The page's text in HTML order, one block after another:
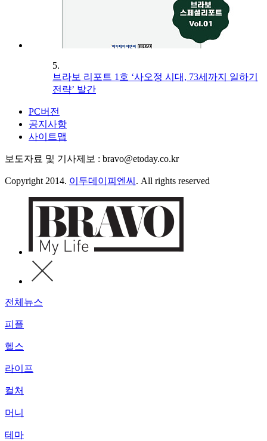
5.
브라보 리포트 1호 ‘사오정 시대, 73세까지 일하기
전략’ 발간
PC버전
공지사항
사이트맵
보도자료 및 기사제보 : bravo@etoday.co.kr
Copyright 2014. 이투데이피엔씨 . All rights reserved
전체뉴스
피플
헬스
라이프
컬처
머니
테마